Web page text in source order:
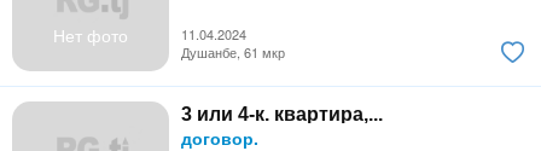
Нет фото
11.04.2024
Душанбе, 61 мкр
3 или 4-к. квартира,...
договор.